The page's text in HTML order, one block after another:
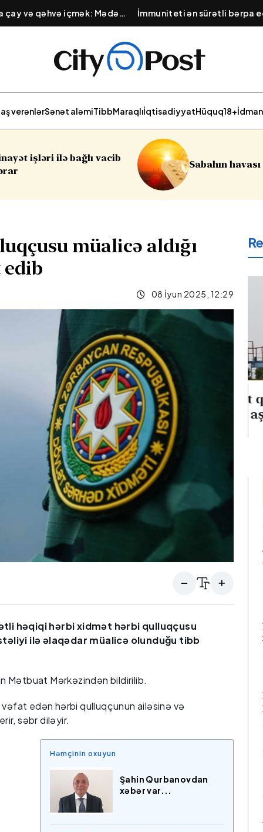
çay və qəhvə içmək: Mədə
pozan vərdiş
İmmuniteti ən sürətli bərpa
Qışa hazırlıq üçün təbii
verənlərSənət aləmiTibbMaraqlıİqtisadiyyatHüquq18+İdman
Sabahın havası açıqlanıb
müalicə aldığı
edib
08 İyun 2025, 12:29
həqiqi hərbi xidmət hərbi qulluqçusu
ilə əlaqədar müalicə olunduğu tibb
Mətbuat Mərkəzindən bildirilib.
edən hərbi qulluqçunun ailəsinə və
səbr diləyir.
Həmçinin oxuyun
Şahin Qurbanovdan
xəbər var...
Neft qiymətləri 5 %-dən
çox aşağı düşüb